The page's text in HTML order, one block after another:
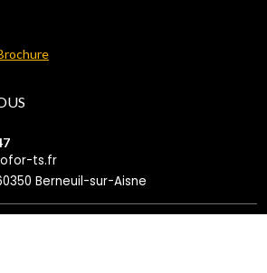
ts.fr
Berneuil-sur-Aisne